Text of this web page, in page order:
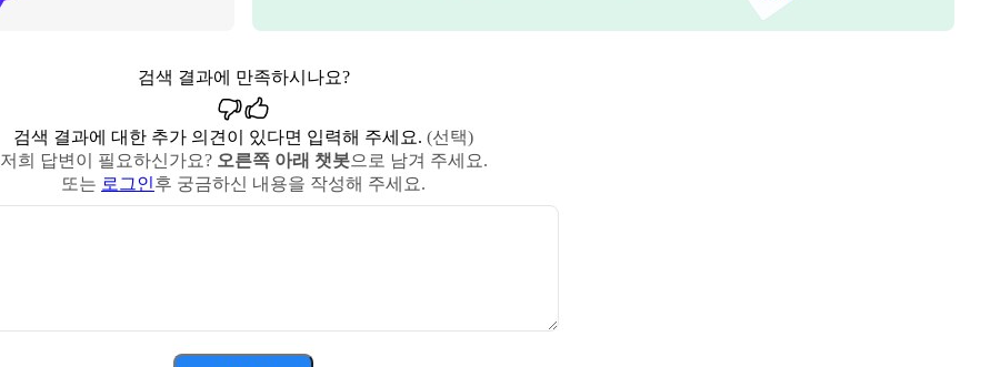
검색 결과에 만족하시나요?
검색 결과에 대한 추가 의견이 있다면 입력해 주세요. (선택)
저희 답변이 필요하신가요? 오른쪽 아래 챗봇으로 남겨 주세요.
또는 로그인후 궁금하신 내용을 작성해 주세요.